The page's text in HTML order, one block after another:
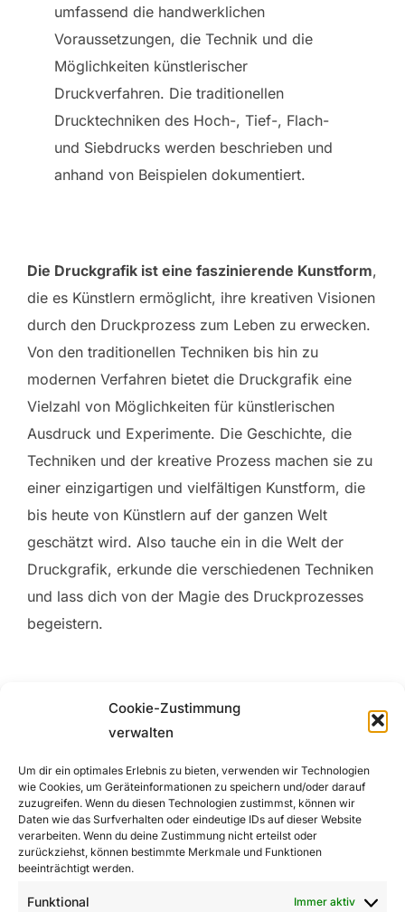
Cookie-Zustimmung
verwalten
Um dir ein optimales Erlebnis zu bieten, verwenden wir Technologien
wie Cookies, um Geräteinformationen zu speichern und/oder darauf
zuzugreifen. Wenn du diesen Technologien zustimmst, können wir
Daten wie das Surfverhalten oder eindeutige IDs auf dieser Website
verarbeiten. Wenn du deine Zustimmung nicht erteilst oder
zurückziehst, können bestimmte Merkmale und Funktionen
beeinträchtigt werden.
Funktional Immer aktiv
umfassend die handwerklichen
Voraussetzungen, die Technik und die
Möglichkeiten künstlerischer
Druckverfahren. Die traditionellen
Drucktechniken des Hoch-, Tief-, Flach-
und Siebdrucks werden beschrieben und
anhand von Beispielen dokumentiert.
Die Druckgrafik ist eine faszinierende Kunstform,
die es Künstlern ermöglicht, ihre kreativen Visionen
durch den Druckprozess zum Leben zu erwecken.
Von den traditionellen Techniken bis hin zu
modernen Verfahren bietet die Druckgrafik eine
Vielzahl von Möglichkeiten für künstlerischen
Ausdruck und Experimente. Die Geschichte, die
Techniken und der kreative Prozess machen sie zu
einer einzigartigen und vielfältigen Kunstform, die
bis heute von Künstlern auf der ganzen Welt
geschätzt wird. Also tauche ein in die Welt der
Druckgrafik, erkunde die verschiedenen Techniken
und lass dich von der Magie des Druckprozesses
begeistern.
Beitragsnavigation
Previous
Previous
Die Magie der Goldenen Stunde:
Warum sie die beste Zeit für